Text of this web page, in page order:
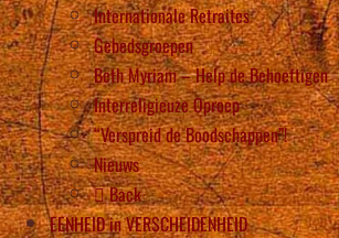
Internationale Retraites
Gebedsgroepen
Beth Myriam – Help de Behoeftigen
Interreligieuze Oproep
“Verspreid de Boodschappen”!
Nieuws
Back
EENHEID in VERSCHEIDENHEID